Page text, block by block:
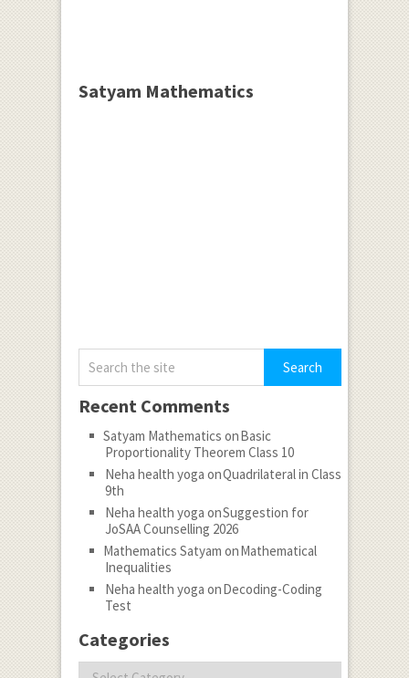
Satyam Mathematics
Recent Comments
Satyam Mathematics onBasic
Proportionality Theorem Class 10
Neha health yoga onQuadrilateral in Class
9th
Neha health yoga onSuggestion for
JoSAA Counselling 2026
Mathematics Satyam onMathematical
Inequalities
Neha health yoga onDecoding-Coding
Test
Categories